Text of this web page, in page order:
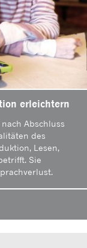
erleichtern
Abschluss
des
Lesen,
Sie